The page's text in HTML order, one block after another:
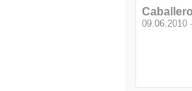
Caballero
09.06.2010